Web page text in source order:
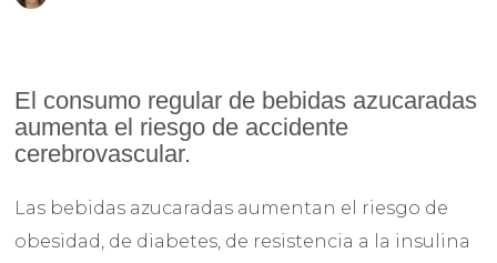
El consumo regular de bebidas azucaradas
aumenta el riesgo de accidente
cerebrovascular.
Las bebidas azucaradas aumentan el riesgo de
obesidad, de diabetes, de resistencia a la insulina